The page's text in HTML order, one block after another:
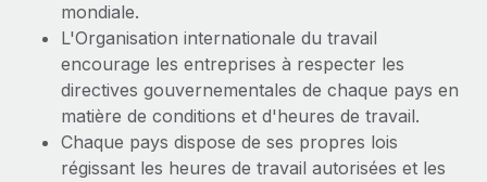
mondiale.
L'Organisation internationale du travail
encourage les entreprises à respecter les
directives gouvernementales de chaque pays en
matière de conditions et d'heures de travail.
Chaque pays dispose de ses propres lois
régissant les heures de travail autorisées et les